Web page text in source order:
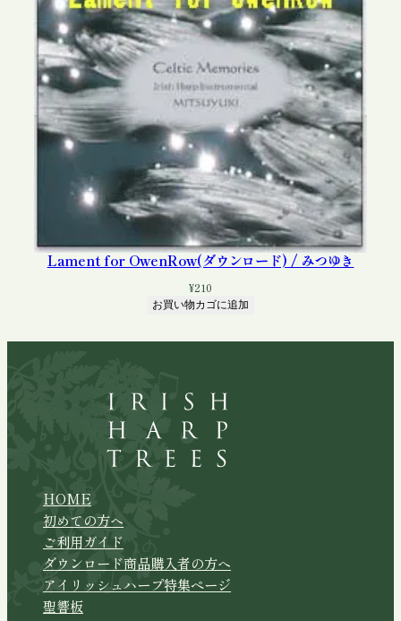
Lament for OwenRow(ダウンロード) / みつゆき
¥210
お買い物カゴに追加
HOME
初めての方へ
ご利用ガイド
ダウンロード商品購入者の方へ
アイリッシュハープ特集ページ
聖響板